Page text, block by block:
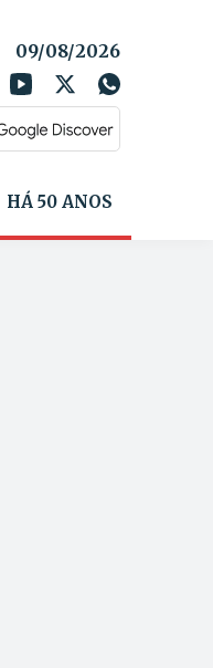
09/08/2026
HÁ 50 ANOS